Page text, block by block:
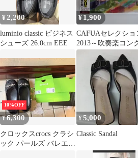
¥ 2,200
luminio classic ビジネス
シューズ 26.0cm EEE
¥ 1,900
CAFUAセレクショ
2013～吹奏楽コン
ル自由曲選「開闢の
10%OFF
¥6,300
クロックスcrocs クラシ
ック パールズ バレエ
¥5,000
Classic Sandal